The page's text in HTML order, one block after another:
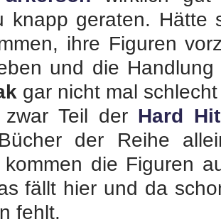
knapp geraten. Hätte
ihre Figuren
und die
gar nicht mal
Teil der Hard Hit
der Reihe
kommen die Figuren
fällt hier und da
fehlt.